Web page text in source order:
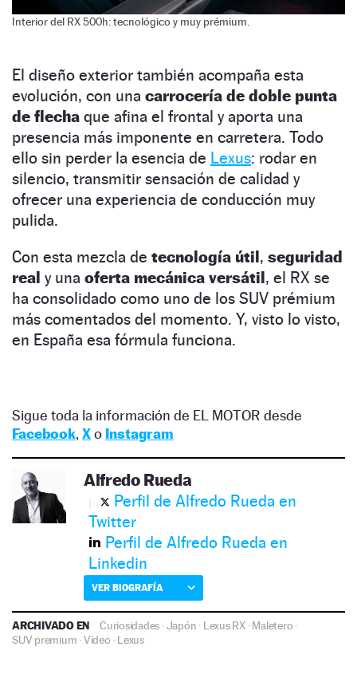
Interior del RX 500h: tecnológico y muy prémium.
El diseño exterior también acompaña esta
evolución, con una carrocería de doble punta
de flecha que afina el frontal y aporta una
presencia más imponente en carretera. Todo
ello sin perder la esencia de Lexus: rodar en
silencio, transmitir sensación de calidad y
ofrecer una experiencia de conducción muy
pulida.
Con esta mezcla de tecnología útil, seguridad
real y una oferta mecánica versátil, el RX se
ha consolidado como uno de los SUV prémium
más comentados del momento. Y, visto lo visto,
en España esa fórmula funciona.
Sigue toda la información de EL MOTOR desde
Facebook, Xo Instagram
Alfredo Rueda
Perfil de Alfredo Rueda en
Twitter
Perfil de Alfredo Rueda en
Linkedin
VER BIOGRAFÍA
ARCHIVADO EN Curiosidades ·Japón · Lexus RX·Maletero ·
SUV premium ·Vídeo · Lexus